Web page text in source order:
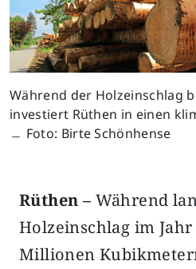
Während der Holzeinschlag
investiert Rüthen in einen
﹘ Foto: Birte Schönhense
Rüthen – Während
Holzeinschlag im Jahr
Millionen